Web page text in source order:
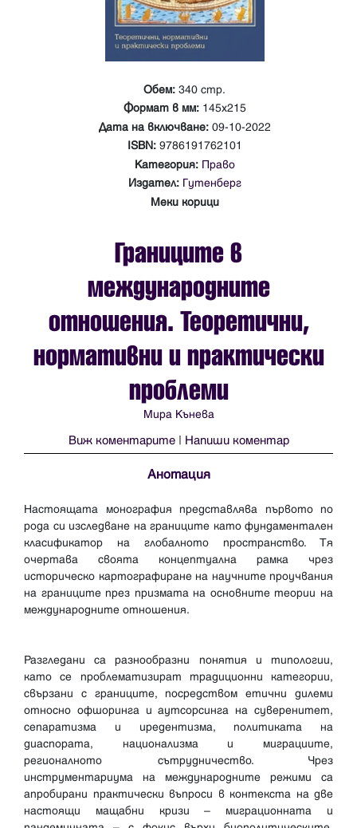
Обем: 340 стр.
Формат в мм: 145х215
Дата на включване: 09-10-2022
ISBN: 9786191762101
Категория: Право
Издател: Гутенберг
Меки корици
Границите в
международните
отношения. Теоретични,
нормативни и практически
проблеми
Мира Кънева
Виж коментарите | Напиши коментар
Анотация
Настоящата монография представлява първото по
рода си изследване на границите като фундаментален
класификатор на глобалното пространство. Тя
очертава своята концептуална рамка чрез
историческо картографиране на научните проучвания
на границите през призмата на основните теории на
международните отношения.
Разгледани са разнообразни понятия и типологии,
като се проблематизират традиционни категории,
свързани с границите, посредством етични дилеми
относно офшоринга и аутсорсинга на суверенитет,
сепаратизма и иредентизма, политиката на
диаспората, национализма и миграциите,
регионалното сътрудничество. Чрез
инструментариума на международните режими са
апробирани практически въпроси в контекста на две
настоящи мащабни кризи – миграционната и